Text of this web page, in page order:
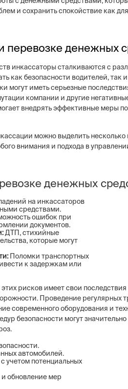
и сохранить спокойствие как
перевозке денежных
инкассаторы сталкиваются с
как безопасности водителей, так
могут иметь серьезные
компании и другие
внедрять эффективные меры
можно выделить несколько
внимания и подхода в
денежных
на инкассаторов
средствами.
ошибок при
документов.
ДТП, стихийные
которые могут
Поломки транспортных
к задержкам или
рисков имеет свои последствия
Проведение регулярных
современного оборудования и
безопасности могут значительно
автомобилей.
учетом потенциальных
и обновление мер